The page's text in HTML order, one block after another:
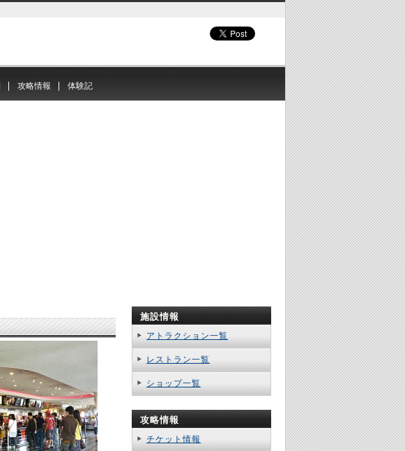
攻略情報 体験記
施設情報
アトラクション一覧
レストラン一覧
ショップ一覧
攻略情報
チケット情報